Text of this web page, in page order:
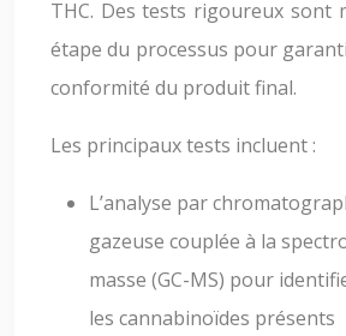
THC. Des tests rigoureux sont
étape du processus pour
conformité du produit final.
Les principaux tests incluent :
L’analyse par
gazeuse couplée à la
masse (GC-MS) pour
les cannabinoïdes présents